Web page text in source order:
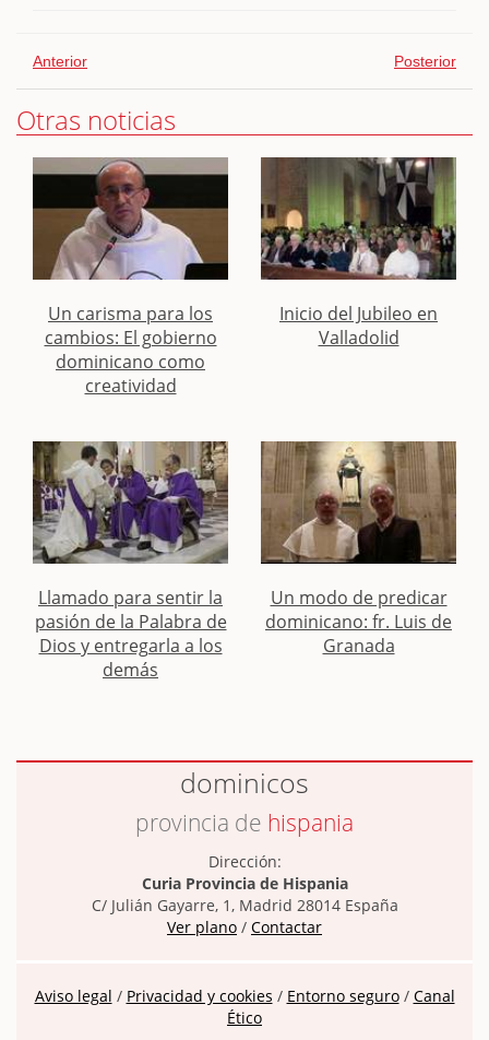
Anterior Posterior
Otras noticias
Un carisma para los
cambios: El gobierno
dominicano como
creatividad
Inicio del Jubileo en
Valladolid
Llamado para sentir la
pasión de la Palabra de
Dios y entregarla a los
demás
Un modo de predicar
dominicano: fr. Luis de
Granada
dominicos
provincia de hispania
Dirección:
Curia Provincia de Hispania
C/ Julián Gayarre, 1, Madrid 28014 España
Ver plano / Contactar
Aviso legal / Privacidad y cookies / Entorno seguro / Canal
Ético